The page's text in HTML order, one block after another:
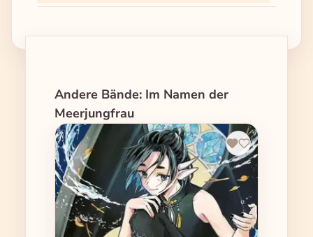
Produktgalerie überspringen
Andere Bände: Im Namen der
Meerjungfrau